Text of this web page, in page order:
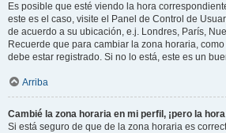
Es posible que esté viendo la hora
este es el caso, visite el Panel de Control de
de acuerdo a su ubicación, e.j. Londres, París,
Recuerde que para cambiar la zona horaria,
debe estar registrado. Si no lo está, este es un
Arriba
Cambié la zona horaria en mi perfil, ¡pero la
Si está seguro de que de la zona horaria es